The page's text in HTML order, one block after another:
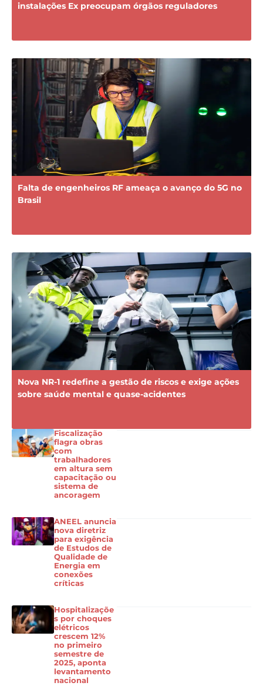
instalações Ex preocupam órgãos reguladores
Falta de engenheiros RF ameaça o avanço do 5G no
Brasil
Nova NR-1 redefine a gestão de riscos e exige ações
sobre saúde mental e quase-acidentes
Fiscalização
flagra obras
com
trabalhadores
em altura sem
capacitação ou
sistema de
ancoragem
ANEEL anuncia
nova diretriz
para exigência
de Estudos de
Qualidade de
Energia em
conexões
críticas
Hospitalizaçõe
s por choques
elétricos
crescem 12%
no primeiro
semestre de
2025, aponta
levantamento
nacional